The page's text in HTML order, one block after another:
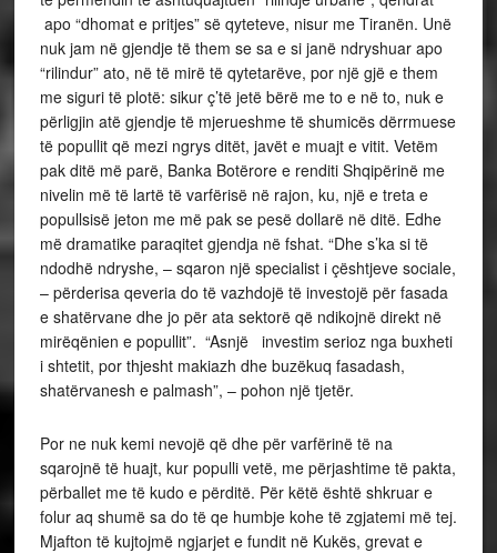
apo “dhomat e pritjes” së qyteteve, nisur me Tiranën. Unë
nuk jam në gjendje të them se sa e si janë ndryshuar apo
“rilindur” ato, në të mirë të qytetarëve, por një gjë e them
me siguri të plotë: sikur ç’të jetë bërë me to e në to, nuk e
përligjin atë gjendje të mjerueshme të shumicës dërrmuese
të popullit që mezi ngrys ditët, javët e muajt e vitit. Vetëm
pak ditë më parë, Banka Botërore e renditi Shqipërinë me
nivelin më të lartë të varfërisë në rajon, ku, një e treta e
popullsisë jeton me më pak se pesë dollarë në ditë. Edhe
më dramatike paraqitet gjendja në fshat. “Dhe s’ka si të
ndodhë ndryshe, – sqaron një specialist i çështjeve sociale,
– përderisa qeveria do të vazhdojë të investojë për fasada
e shatërvane dhe jo për ata sektorë që ndikojnë direkt në
mirëqënien e popullit”. “Asnjë investim serioz nga buxheti
i shtetit, por thjesht makiazh dhe buzëkuq fasadash,
shatërvanesh e palmash”, – pohon një tjetër.
Por ne nuk kemi nevojë që dhe për varfërinë të na
sqarojnë të huajt, kur populli vetë, me përjashtime të pakta,
përballet me të kudo e përditë. Për këtë është shkruar e
folur aq shumë sa do të qe humbje kohe të zgjatemi më tej.
Mjafton të kujtojmë ngjarjet e fundit në Kukës, grevat e